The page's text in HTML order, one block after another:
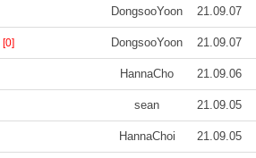
DongsooYoon 21.09.07
[0] DongsooYoon 21.09.07
HannaCho 21.09.06
sean 21.09.05
HannaChoi 21.09.05